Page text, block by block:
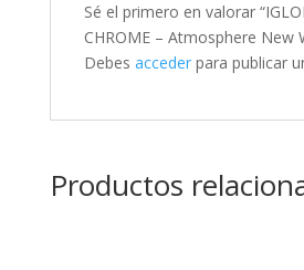
Sé el primero en valorar
CHROME – Atmosphere New
Debes accederpara publicar
Productos